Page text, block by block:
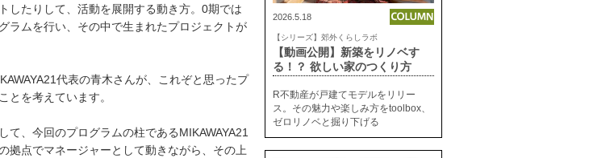
したりして、活動を展開する動き方。0期では
ラムを行い、その中で生まれたプロジェクトが
代表の青木さんが、これぞと思ったプ
とを考えています。
て、今回のプログラムの柱であるMIKAWAYA21
拠点でマネージャーとして動きながら、その上
2026.5.18
【シリーズ】郊外くらしラボ
【動画公開】新築をリノベす
る！？ 欲しい家のつくり方
R不動産が戸建てモデルをリリー
ス。その魅力や楽しみ方をtoolbox、
ゼロリノベと掘り下げる